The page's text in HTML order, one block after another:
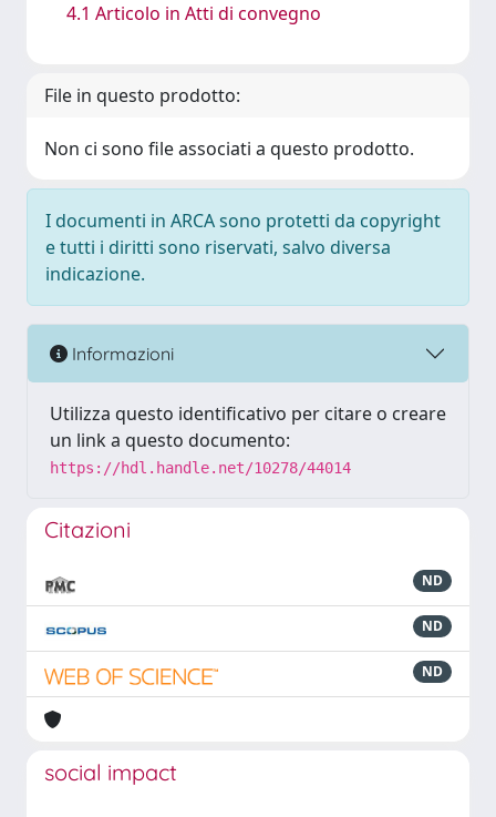
4.1 Articolo in Atti di convegno
File in questo prodotto:
Non ci sono file associati a questo prodotto.
I documenti in ARCA sono protetti da copyright
e tutti i diritti sono riservati, salvo diversa
indicazione.
Informazioni
Utilizza questo identificativo per citare o creare
un link a questo documento:
https://hdl.handle.net/10278/44014
Citazioni
ND
ND
ND
social impact